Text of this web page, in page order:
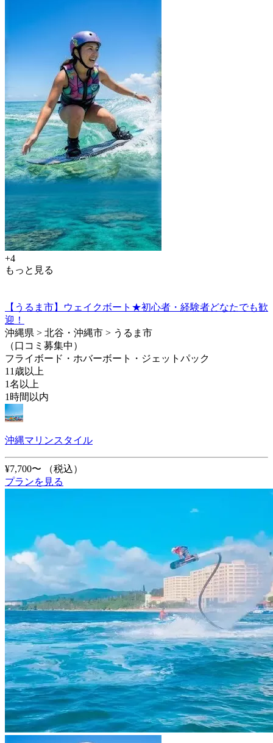
+4
もっと見る
【うるま市】ウェイクボート★初心者・経験者どなたでも歓
迎！
沖縄県 > 北谷・沖縄市 > うるま市
（口コミ募集中）
フライボード・ホバーボート・ジェットパック
11歳以上
1名以上
1時間以内
沖縄マリンスタイル
¥7,700〜
（税込）
プランを見る